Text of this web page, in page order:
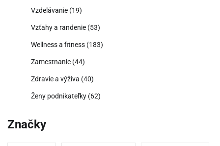
Vzdelávanie (19)
Vzťahy a randenie (53)
Wellness a fitness (183)
Zamestnanie (44)
Zdravie a výživa (40)
Ženy podnikateľky (62)
Značky